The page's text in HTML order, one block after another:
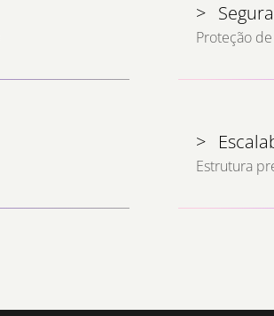
>
Proteção
>
Estrutura